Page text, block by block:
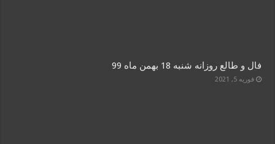
فال و طالع روزانه شنبه 18 بهمن ماه 99
فوریه 5, 2021